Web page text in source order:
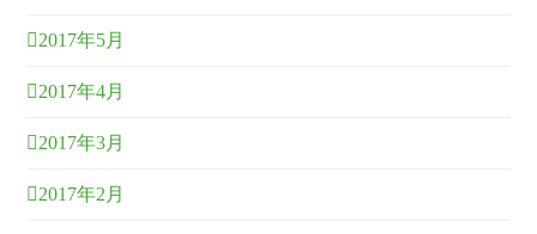
2017年5月
2017年4月
2017年3月
2017年2月